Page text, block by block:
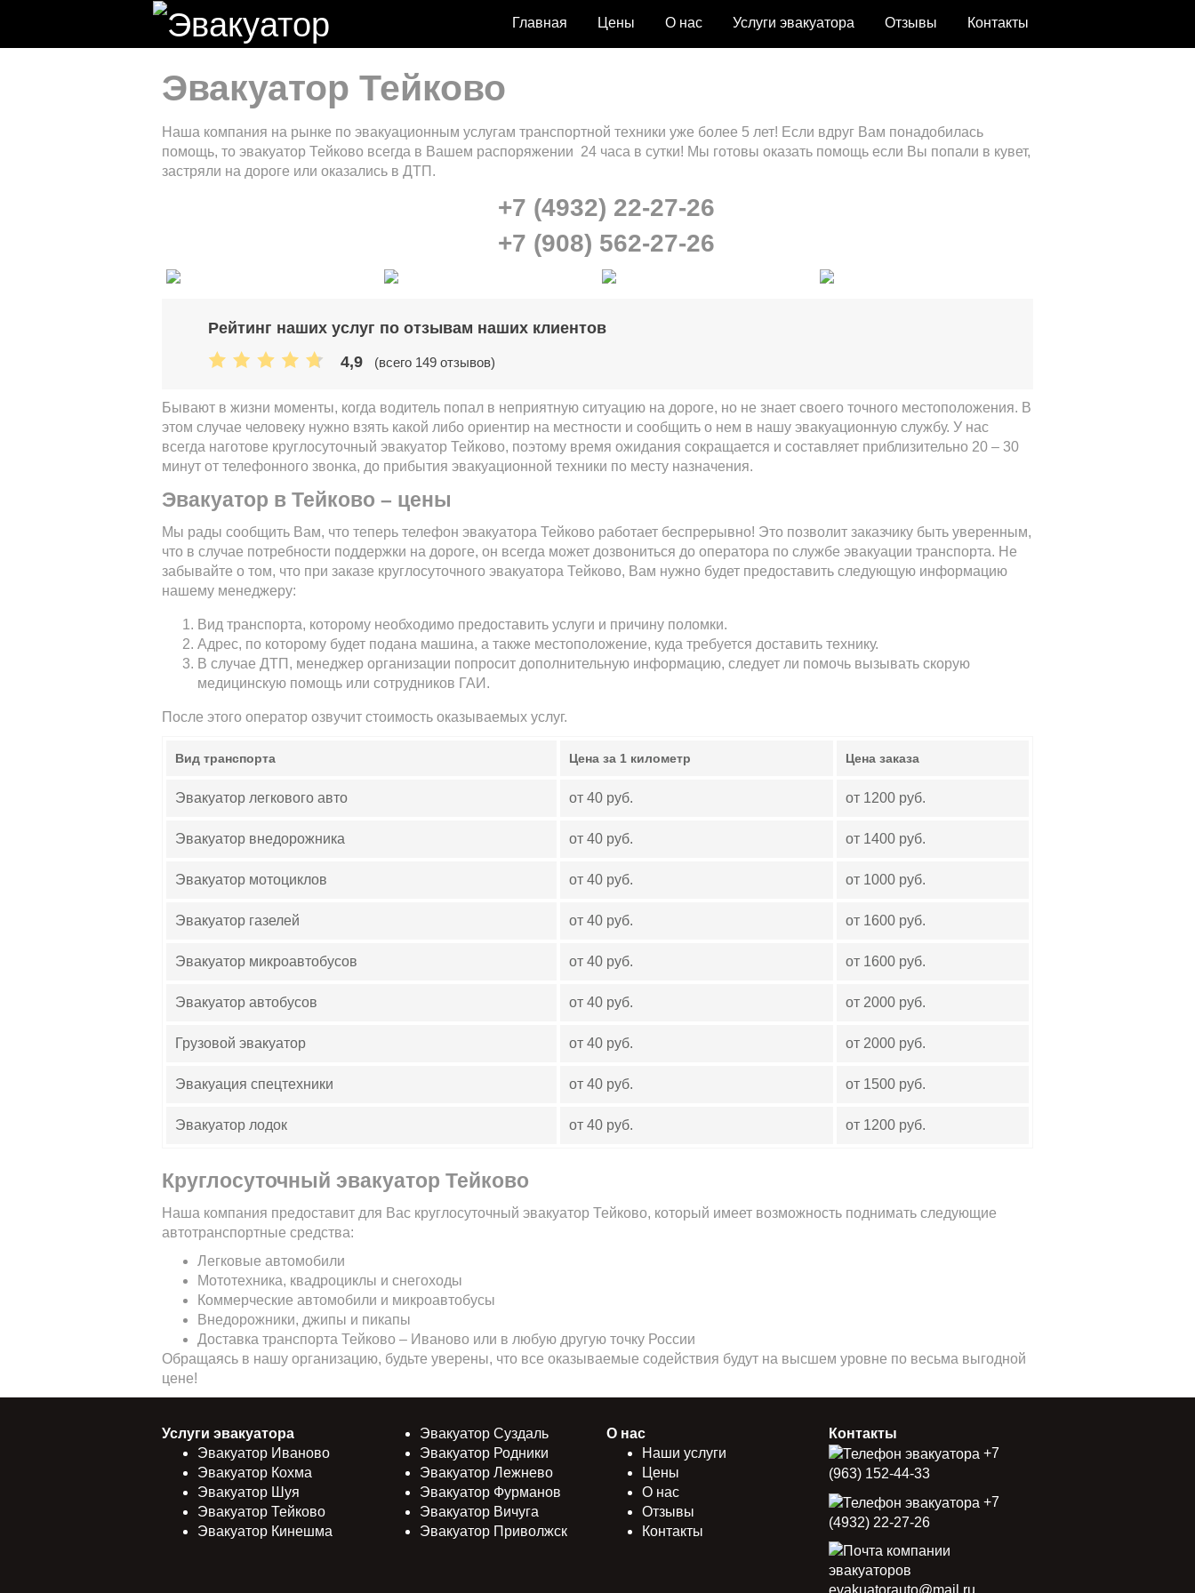
Главная Цены О нас Услуги эвакуатора Отзывы Контакты
Эвакуатор Тейково
Наша компания на рынке по эвакуационным услугам транспортной техники уже более 5 лет! Если вдруг Вам понадобилась
помощь, то эвакуатор Тейково всегда в Вашем распоряжении 24 часа в сутки! Мы готовы оказать помощь если Вы попали в кувет,
застряли на дороге или оказались в ДТП.
+7 (4932) 22-27-26
+7 (908) 562-27-26
Рейтинг наших услуг по отзывам наших клиентов
4,9
(всего 149 отзывов)
Бывают в жизни моменты, когда водитель попал в неприятную ситуацию на дороге, но не знает своего точного местоположения. В
этом случае человеку нужно взять какой либо ориентир на местности и сообщить о нем в нашу эвакуационную службу. У нас
всегда наготове круглосуточный эвакуатор Тейково, поэтому время ожидания сокращается и составляет приблизительно 20 – 30
минут от телефонного звонка, до прибытия эвакуационной техники по месту назначения.
Эвакуатор в Тейково – цены
Мы рады сообщить Вам, что теперь телефон эвакуатора Тейково работает беспрерывно! Это позволит заказчику быть уверенным,
что в случае потребности поддержки на дороге, он всегда может дозвониться до оператора по службе эвакуации транспорта. Не
забывайте о том, что при заказе круглосуточного эвакуатора Тейково, Вам нужно будет предоставить следующую информацию
нашему менеджеру:
Вид транспорта, которому необходимо предоставить услуги и причину поломки.
Адрес, по которому будет подана машина, а также местоположение, куда требуется доставить технику.
В случае ДТП, менеджер организации попросит дополнительную информацию, следует ли помочь вызывать скорую
медицинскую помощь или сотрудников ГАИ.
После этого оператор озвучит стоимость оказываемых услуг.
Вид транспорта Цена за 1 километр Цена заказа
Эвакуатор легкового авто от 40 руб. от 1200 руб.
Эвакуатор внедорожника от 40 руб. от 1400 руб.
Эвакуатор мотоциклов от 40 руб. от 1000 руб.
Эвакуатор газелей от 40 руб. от 1600 руб.
Эвакуатор микроавтобусов от 40 руб. от 1600 руб.
Эвакуатор автобусов от 40 руб. от 2000 руб.
Грузовой эвакуатор от 40 руб. от 2000 руб.
Эвакуация спецтехники от 40 руб. от 1500 руб.
Эвакуатор лодок от 40 руб. от 1200 руб.
Круглосуточный эвакуатор Тейково
Наша компания предоставит для Вас круглосуточный эвакуатор Тейково, который имеет возможность поднимать следующие
автотранспортные средства:
Легковые автомобили
Мототехника, квадроциклы и снегоходы
Коммерческие автомобили и микроавтобусы
Внедорожники, джипы и пикапы
Доставка транспорта Тейково – Иваново или в любую другую точку России
Обращаясь в нашу организацию, будьте уверены, что все оказываемые содействия будут на высшем уровне по весьма выгодной
цене!
Услуги эвакуатора
Эвакуатор Иваново
Эвакуатор Кохма
Эвакуатор Шуя
Эвакуатор Тейково
Эвакуатор Кинешма
Эвакуатор Суздаль
Эвакуатор Родники
Эвакуатор Лежнево
Эвакуатор Фурманов
Эвакуатор Вичуга
Эвакуатор Приволжск
О нас
Наши услуги
Цены
О нас
Отзывы
Контакты
Контакты
+7
(963) 152-44-33
+7
(4932) 22-27-26
evakuatorauto@mail.ru